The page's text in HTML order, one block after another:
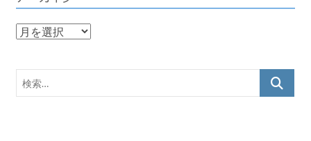
ア
カ
イ
索…